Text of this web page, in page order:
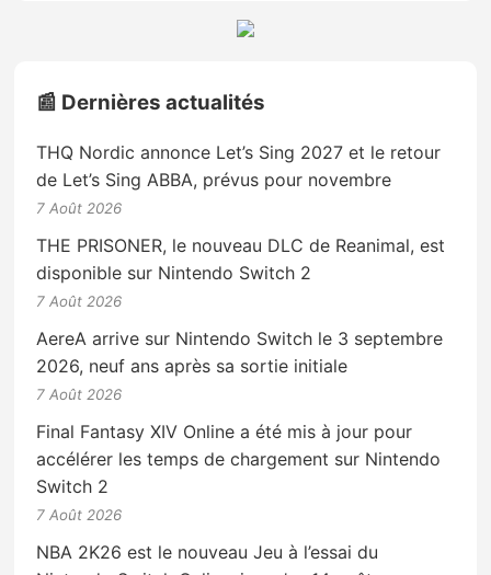
📰 Dernières actualités
THQ Nordic annonce Let’s Sing 2027 et le retour
de Let’s Sing ABBA, prévus pour novembre
7 Août 2026
THE PRISONER, le nouveau DLC de Reanimal, est
disponible sur Nintendo Switch 2
7 Août 2026
AereA arrive sur Nintendo Switch le 3 septembre
2026, neuf ans après sa sortie initiale
7 Août 2026
Final Fantasy XIV Online a été mis à jour pour
accélérer les temps de chargement sur Nintendo
Switch 2
7 Août 2026
NBA 2K26 est le nouveau Jeu à l’essai du